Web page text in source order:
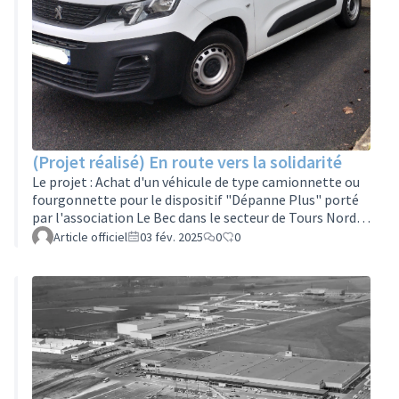
(Projet réalisé) En route vers la solidarité
Le projet : Achat d'un véhicule de type camionnette ou
fourgonnette pour le dispositif "Dépanne Plus" porté
par l'association Le Bec dans le secteur de Tours Nord
Ouest et prioritairement dans les QPV Beffroi et
en état de meubles et une aide au déménagement.
Nous sollicitons l'assemblée de quartier pour un
montant entre 12000 et 18000 euros. Ce montant
concerne l'achat du véhicule, les…
Article officiel 03 fév. 2025 0 0